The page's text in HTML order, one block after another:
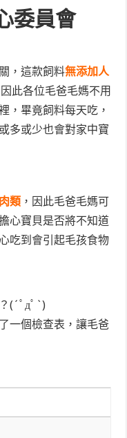
委員會
，這款飼料無添加人
因此各位毛爸毛媽不用
，畢竟飼料每天吃，
多或少也會對家中寶
類 ，因此毛爸毛媽可
心寶貝是否將不知道
吃到會引起毛孩食物
(´ﾟдﾟ`)
一個檢查表，讓毛爸